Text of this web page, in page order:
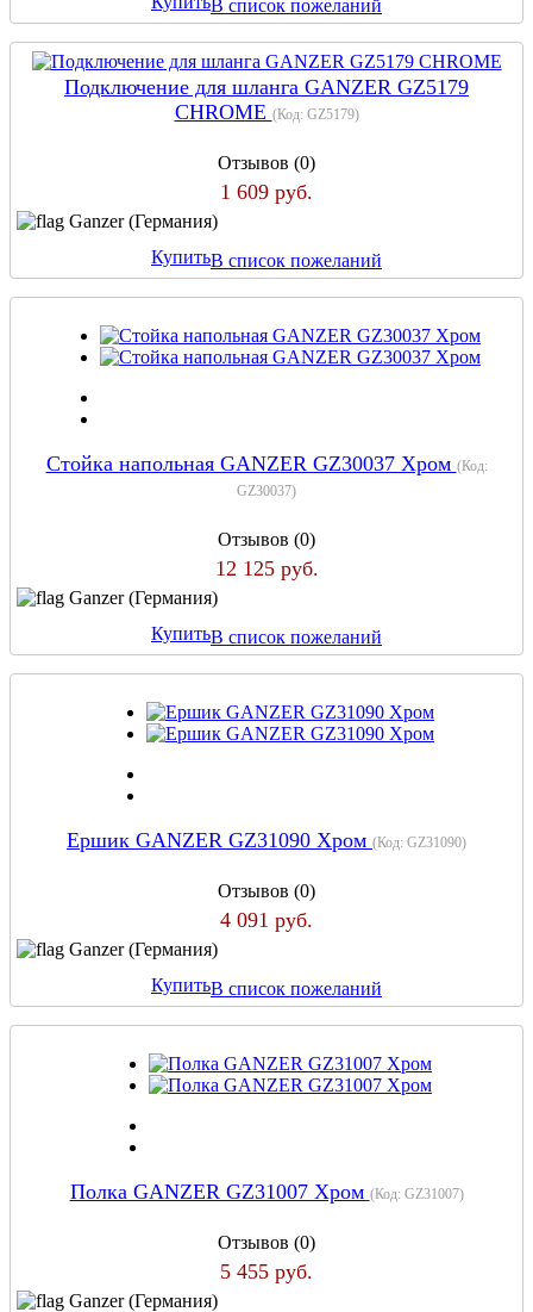
В список пожеланий
Подключение для шланга GANZER GZ5179
CHROME (Код: GZ5179)
Отзывов (0)
1 609 руб.
Ganzer (Германия)
КупитьВ список пожеланий
Стойка напольная GANZER GZ30037 Хром (Код:
GZ30037)
Отзывов (0)
12 125 руб.
Ganzer (Германия)
КупитьВ список пожеланий
Ершик GANZER GZ31090 Хром (Код: GZ31090)
Отзывов (0)
4 091 руб.
Ganzer (Германия)
КупитьВ список пожеланий
Полка GANZER GZ31007 Хром (Код: GZ31007)
Отзывов (0)
5 455 руб.
Ganzer (Германия)